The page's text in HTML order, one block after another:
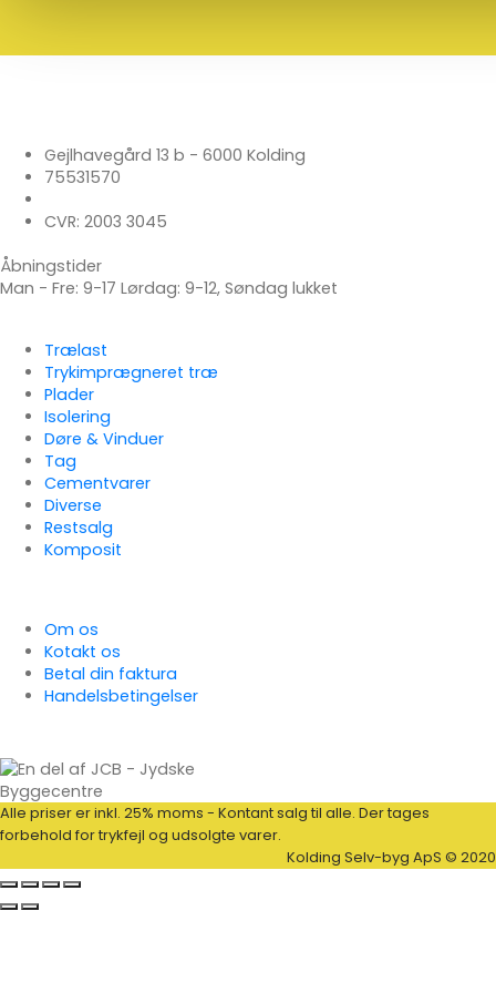
Gejlhavegård 13 b - 6000 Kolding
75531570
CVR: 2003 3045
Åbningstider
Man - Fre: 9-17 Lørdag: 9-12, Søndag lukket
Trælast
Trykimprægneret træ
Plader
Isolering
Døre & Vinduer
Tag
Cementvarer
Diverse
Restsalg
Komposit
Om os
Kotakt os
Betal din faktura
Handelsbetingelser
Alle priser er inkl. 25% moms - Kontant salg til alle. Der tages
forbehold for trykfejl og udsolgte varer.
Kolding Selv-byg ApS © 2020